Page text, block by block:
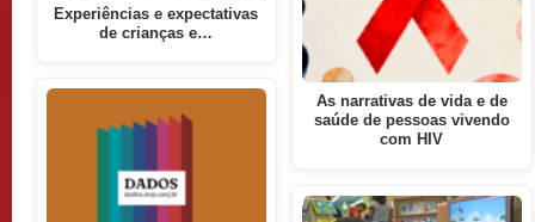
Experiências e expectativas
de crianças e…
As narrativas de vida e de
saúde de pessoas vivendo
com HIV